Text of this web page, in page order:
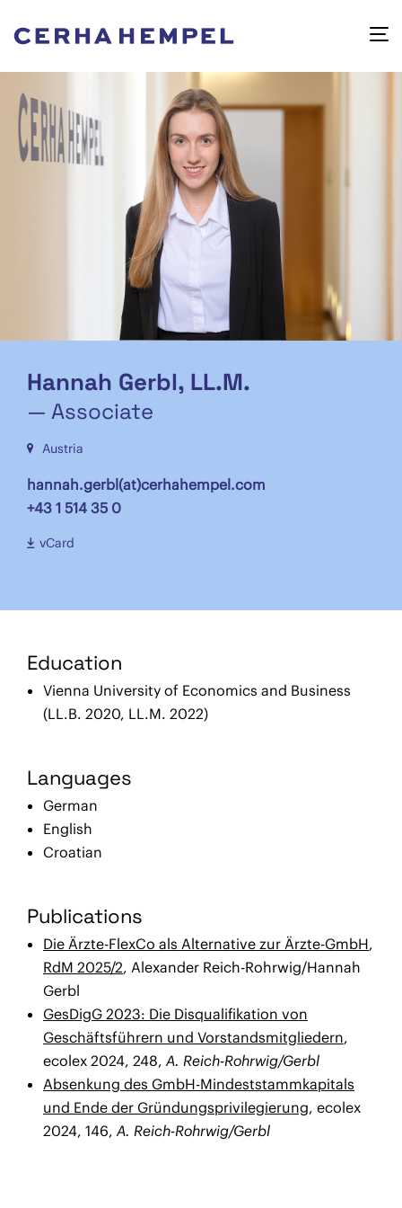
Hannah Gerbl, LL.M.
— Associate
Austria
hannah.gerbl(at)cerhahempel.com
+43 1 514 35 0
vCard
Education
Vienna University of Economics and Business
(LL.B. 2020, LL.M. 2022)
Languages
German
English
Croatian
Publications
Die Ärzte-FlexCo als Alternative zur Ärzte-GmbH,
RdM 2025/2, Alexander Reich-Rohrwig/Hannah
Gerbl
GesDigG 2023: Die Disqualifikation von
Geschäftsführern und Vorstandsmitgliedern,
ecolex 2024, 248, A. Reich-Rohrwig/Gerbl
Absenkung des GmbH-Mindeststammkapitals
und Ende der Gründungsprivilegierung, ecolex
2024, 146, A. Reich-Rohrwig/Gerbl